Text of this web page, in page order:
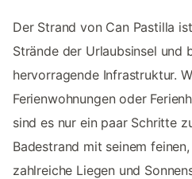
Der Strand von Can Pastilla
Strände der Urlaubsinsel und
hervorragende Infrastruktur.
Ferienwohnungen oder
sind es nur ein paar Schritte
Badestrand mit seinem
zahlreiche Liegen und